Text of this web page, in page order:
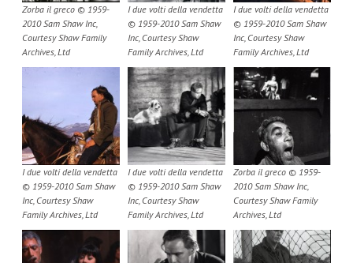
Zorba il greco © 1959-
2010 Sam Shaw Inc,
Courtesy Shaw Family
Archives, Ltd
I due volti della vendetta
© 1959-2010 Sam Shaw
Inc, Courtesy Shaw
Family Archives, Ltd
I due volti della vendetta
© 1959-2010 Sam Shaw
Inc, Courtesy Shaw
Family Archives, Ltd
I due volti della vendetta
© 1959-2010 Sam Shaw
Inc, Courtesy Shaw
Family Archives, Ltd
I due volti della vendetta
© 1959-2010 Sam Shaw
Inc, Courtesy Shaw
Family Archives, Ltd
Zorba il greco © 1959-
2010 Sam Shaw Inc,
Courtesy Shaw Family
Archives, Ltd